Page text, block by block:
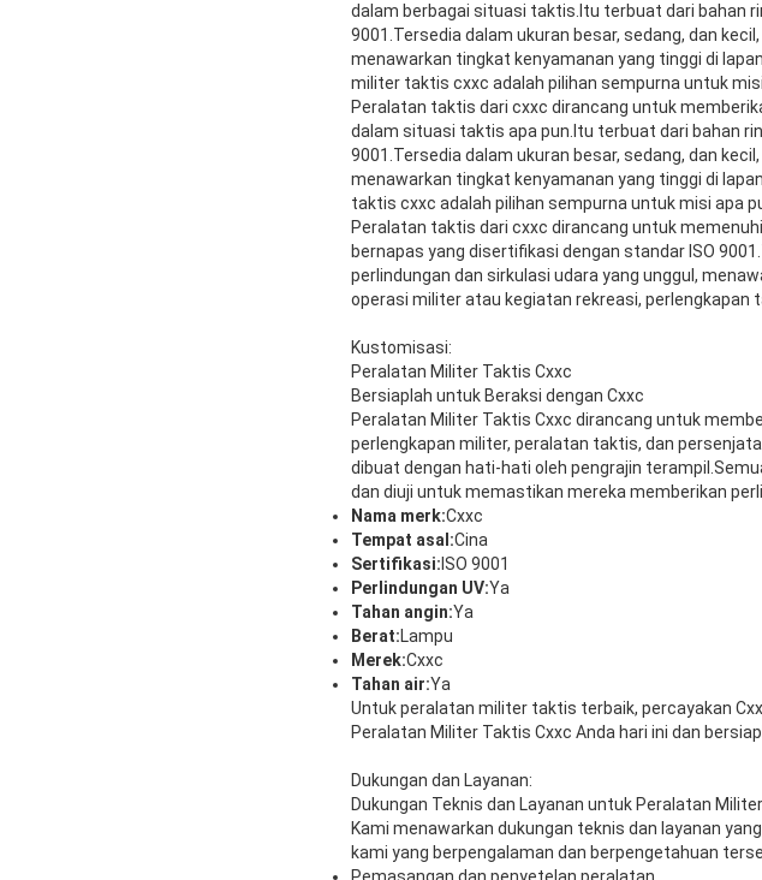
dalam berbagai situasi taktis.Itu terbuat dari bahan
9001.Tersedia dalam ukuran besar, sedang, dan
menawarkan tingkat kenyamanan yang tinggi di
militer taktis cxxc adalah pilihan sempurna untuk misi
Peralatan taktis dari cxxc dirancang untuk
dalam situasi taktis apa pun.Itu terbuat dari bahan
9001.Tersedia dalam ukuran besar, sedang, dan
menawarkan tingkat kenyamanan yang tinggi di
taktis cxxc adalah pilihan sempurna untuk misi apa
Peralatan taktis dari cxxc dirancang untuk
bernapas yang disertifikasi dengan standar ISO
perlindungan dan sirkulasi udara yang unggul,
operasi militer atau kegiatan rekreasi, perlengkapan
Kustomisasi:
Peralatan Militer Taktis Cxxc
Bersiaplah untuk Beraksi dengan Cxxc
Peralatan Militer Taktis Cxxc dirancang untuk
perlengkapan militer, peralatan taktis, dan
dibuat dengan hati-hati oleh pengrajin
dan diuji untuk memastikan mereka memberikan
Nama merk:Cxxc
Tempat asal:Cina
Sertifikasi: ISO 9001
Perlindungan UV:Ya
Tahan angin:Ya
Berat:Lampu
Merek:Cxxc
Tahan air:Ya
Untuk peralatan militer taktis terbaik, percayakan
Peralatan Militer Taktis Cxxc Anda hari ini dan
Dukungan dan Layanan:
Dukungan Teknis dan Layanan untuk Peralatan
Kami menawarkan dukungan teknis dan layanan
kami yang berpengalaman dan berpengetahuan